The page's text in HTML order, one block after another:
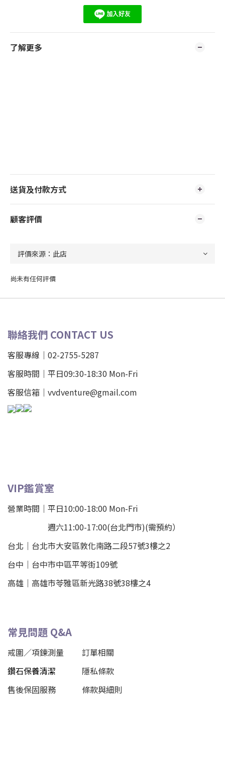
了解更多
送貨及付款方式
顧客評價
尚未有任何評價
聯絡我們 CONTACT US
客服專線｜02-2755-5287
客服時間｜平日09:30-18:30 Mon-Fri
客服信箱｜vvdventure@gmail.com
VIP鑑賞室
營業時間｜平日10:00-18:00 Mon-Fri
週六11:00-17:00(台北門市)(需預約）
台北 ｜ 台北市大安區敦化南路二段57號3樓之2
台中｜ 台中市中區平等街109號
高雄｜ 高雄市苓雅區新光路38號38樓之4
常見問題 Q&A
戒圍／項鍊測量
訂單相關
鑽石保養清潔
隱私條款
售後保固服務
條款與細則